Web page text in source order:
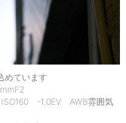
めています
-1.0EV AWB雰囲気